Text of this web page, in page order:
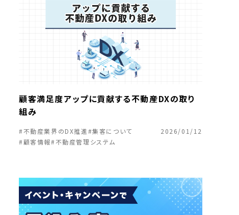
顧客満足度アップに貢献する不動産DXの取り
組み
#不動産業界のDX推進#集客について
#顧客情報#不動産管理システム
2026/01/12